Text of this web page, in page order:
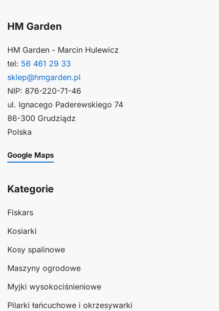
HM Garden
HM Garden - Marcin Hulewicz
tel: 56 461 29 33
sklep@hmgarden.pl
NIP: 876-220-71-46
ul. Ignacego Paderewskiego 74
86-300 Grudziądz
Polska
Google Maps
Kategorie
Fiskars
Kosiarki
Kosy spalinowe
Maszyny ogrodowe
Myjki wysokociśnieniowe
Pilarki łańcuchowe i okrzesywarki